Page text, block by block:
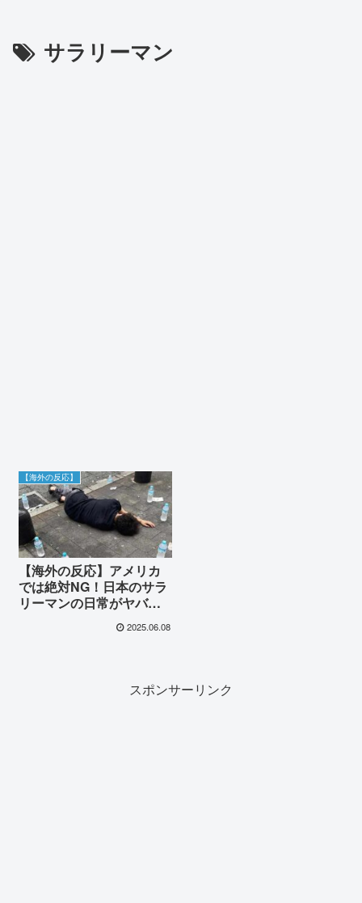
サラリーマン
【海外の反応】
【海外の反応】アメリカ
では絶対NG！日本のサラ
リーマンの日常がヤバす
ぎると海外で話題に…
『路上で寝て、コンビニ
2025.06.08
スポンサーリンク